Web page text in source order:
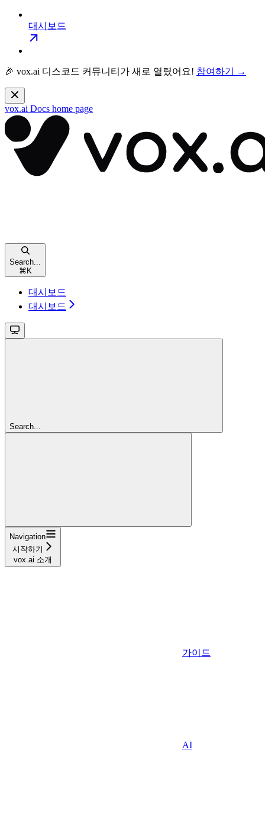
대시보드
🎉 vox.ai 디스코드 커뮤니티가 새로 열렸어요! 참여하기 →
vox.ai Docs home page
Search...
⌘ K
대시보드
대시보드
Search...
Navigation
시작하기
vox.ai 소개
가이드
AI